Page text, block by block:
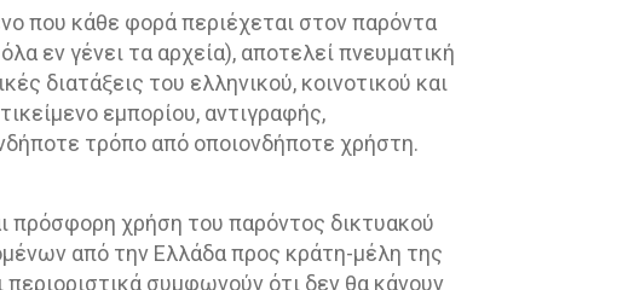
που κάθε φορά περιέχεται στον παρόντα
εν γένει τα αρχεία), αποτελεί πνευματική
διατάξεις του ελληνικού, κοινοτικού και
εμπορίου, αντιγραφής,
τρόπο από οποιονδήποτε χρήστη.
πρόσφορη χρήση του παρόντος δικτυακού
από την Ελλάδα προς κράτη-μέλη της
συμφωνούν ότι δεν θα κάνουν